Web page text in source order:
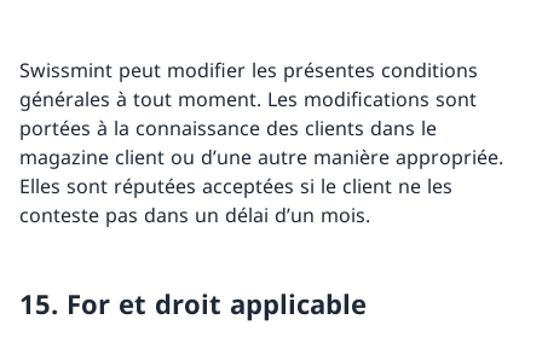
Swissmint peut modifier les présentes conditions
générales à tout moment. Les modifications sont
portées à la connaissance des clients dans le
magazine client ou d’une autre manière appropriée.
Elles sont réputées acceptées si le client ne les
conteste pas dans un délai d’un mois.
15. For et droit applicable